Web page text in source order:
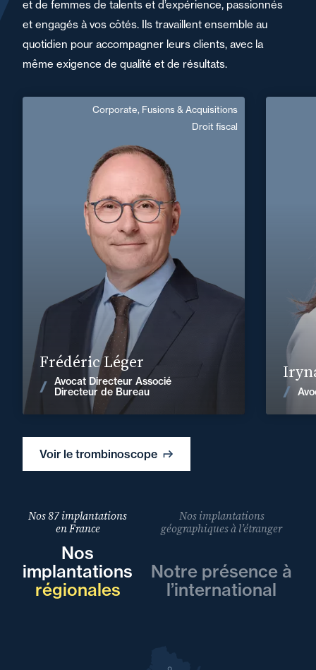
et de femmes de talents et d’expérience, passionnés
et engagés à vos côtés. Ils travaillent ensemble au
quotidien pour accompagner leurs clients, avec la
même exigence de qualité et de résultats.
Voir le trombinoscope
Frédéric Léger
Avocat Directeur Associé
Directeur de Bureau
Corporate, Fusions & Acquisitions
Droit fiscal
Frédéric Léger
Domaine d’expertises :
Corporate, Fusions & Acquisitions
Droit fiscal
+33 3 85 21 51 21
frederic.leger@fidal.com
Voir les actualités
Nos 87 implantations
en France
Nos
implantations
régionales
Nos implantations
géographiques à l’étranger
Notre présence à
l’international